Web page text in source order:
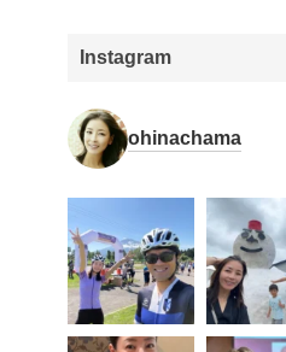
Instagram
ohinachama